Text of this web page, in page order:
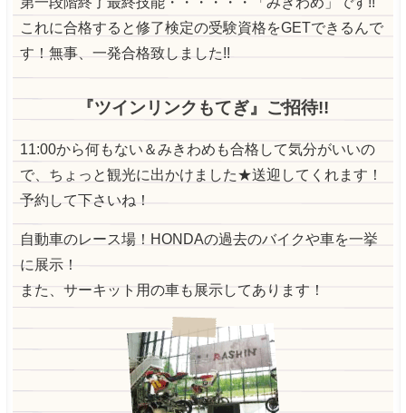
これに合格すると修了検定の受験資格をGETできるんで
す！無事、一発合格致しました!!
『ツインリンクもてぎ』ご招待!!
11:00から何もない＆みきわめも合格して気分がいいの
で、ちょっと観光に出かけました★送迎してくれます！
予約して下さいね！
自動車のレース場！HONDAの過去のバイクや車を一挙
に展示！
また、サーキット用の車も展示してあります！